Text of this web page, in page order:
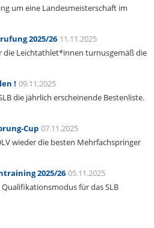
um eine Landesmeisterschaft im
2025/26 11.11.2025
die Leichtathlet*innen turnusgemäß die
! 09.11.2025
die jährlich erscheinende Bestenliste.
Cup 07.11.2025
wieder die besten Mehrfachspringer
2025/26 05.11.2025
für das SLB